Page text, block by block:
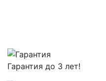
Гарантия до 3 лет!